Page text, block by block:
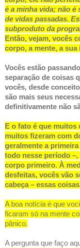
é a minha vida; não
de vidas passadas.
subproduto da
Então, vejam, vocês
corpo, a mente, a sua
Vocês estão
separação de coisas
vocês, desde
são mais seus
definitivamente não
E o fato é que muitos
muitos fizeram com
geralmente a
todo nesse período
corpo primeiro. À
desfeitas, vocês vão
cabeça – essas
A boa notícia é que
ficaram só na mente
pânico.
A pergunta que faço